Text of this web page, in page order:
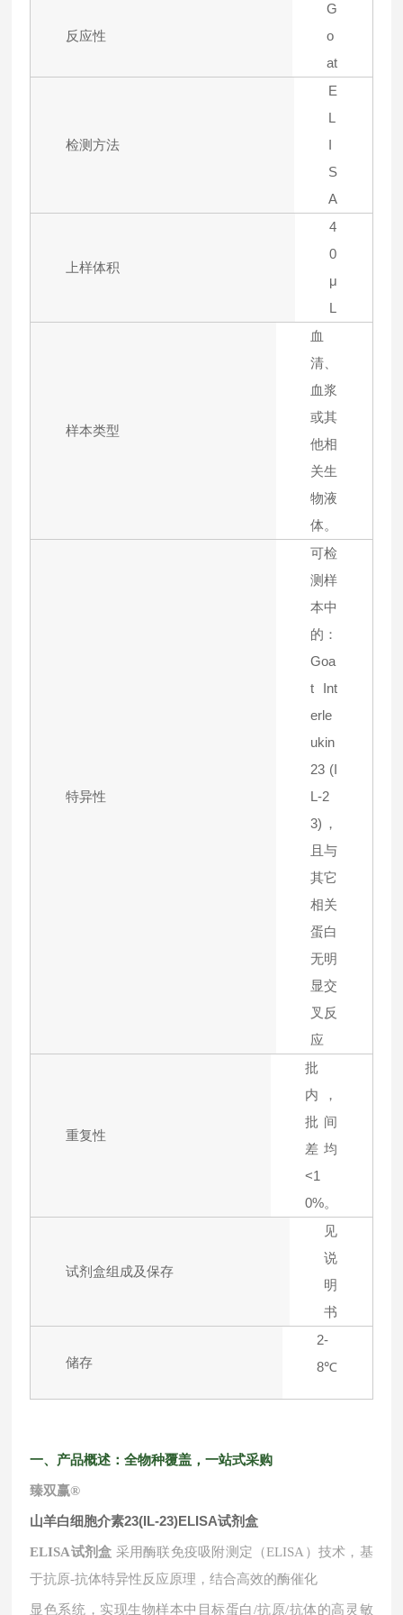
反应性
G
o
at
检测方法
E
L
I
S
A
上样体积
4
0
μ
L
样本类型
血
清、
血浆
或其
他相
关生
物液
体。
特异性
可检
测样
本中
的：
Goa
t Int
erle
ukin
23 (I
L-2
3)，
且与
其它
相关
蛋白
无明
显交
叉反
应
重复性
批
内，
批间
差均
<1
0%。
试剂盒组成及保存
见
说
明
书
储存
2-
8℃
一、产品概述：全物种覆盖，一站式采购
臻双赢®
山羊白细胞介素23(IL-23)ELISA试剂盒
ELISA试剂盒 采用酶联免疫吸附测定（ELISA）技术，基
于抗原-抗体特异性反应原理，结合高效的酶催化
显色系统，实现生物样本中目标蛋白/抗原/抗体的高灵敏